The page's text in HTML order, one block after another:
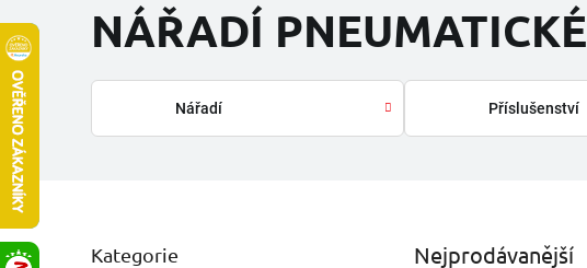
NÁŘADÍ PNEUMATICKÉ
Nářadí Příslušenství
o
Přeskočit
Kategorie Nejprodávanější